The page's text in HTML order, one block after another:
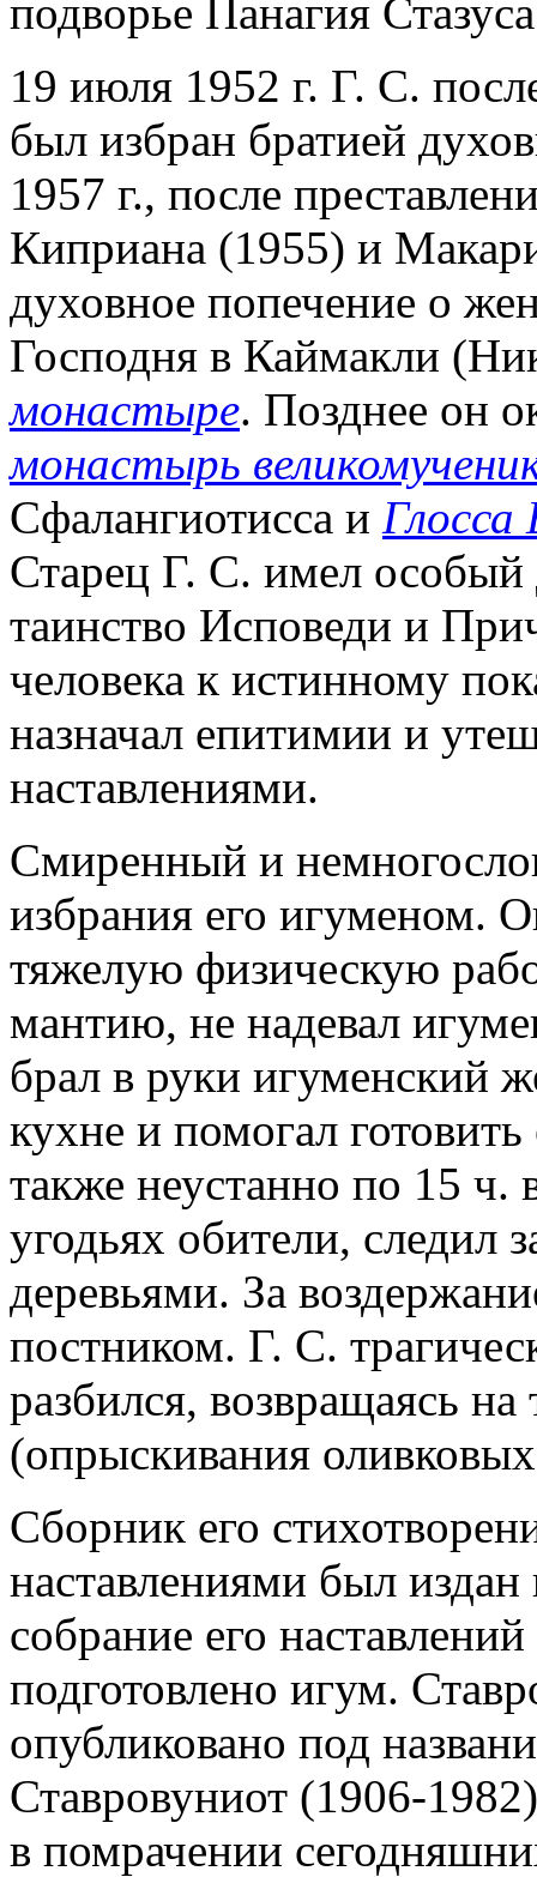
подворье Панагия
19 июля 1952 г. Г. С.
был избран братией
1957 г., после
Киприана (1955) и
духовное попечение о
Господня в Каймакли
монастыре. Позднее он
монастырь
Сфалангиотисса и
Старец Г. С. имел особый
таинство Исповеди и
человека к истинному
назначал епитимии и
наставлениями.
Смиренный и
избрания его игуменом.
тяжелую физическую
мантию, не надевал
брал в руки игуменский
кухне и помогал
также неустанно по 15 ч.
угодьях обители, следил
деревьями. За
постником. Г. С.
разбился, возвращаясь
(опрыскивания
Сборник его
наставлениями был издан
собрание его
подготовлено игум.
опубликовано под
Ставровуниот (1906-
в помрачении